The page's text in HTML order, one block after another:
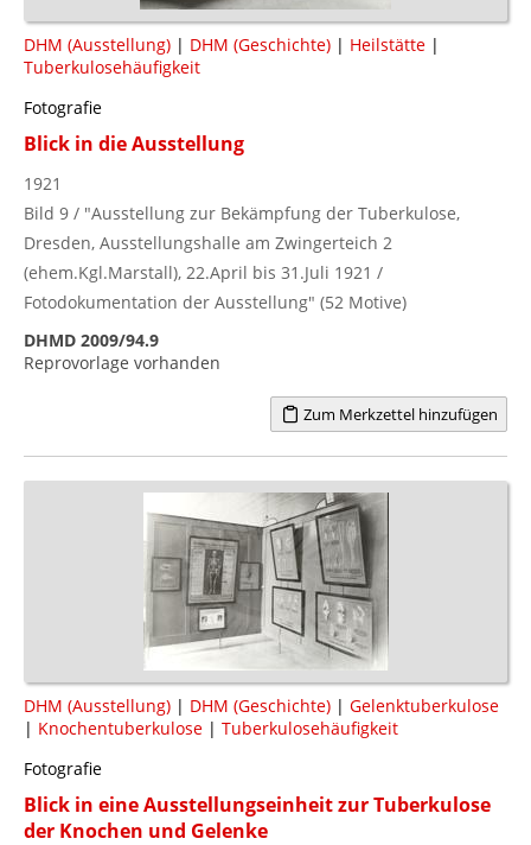
DHM (Ausstellung) | DHM (Geschichte) | Heilstätte |
Tuberkulosehäufigkeit
Fotografie
Blick in die Ausstellung
1921
Bild 9 / "Ausstellung zur Bekämpfung der Tuberkulose,
Dresden, Ausstellungshalle am Zwingerteich 2
(ehem.Kgl.Marstall), 22.April bis 31.Juli 1921 /
Fotodokumentation der Ausstellung" (52 Motive)
DHMD 2009/94.9
Reprovorlage vorhanden
Zum Merkzettel hinzufügen
DHM (Ausstellung) | DHM (Geschichte) | Gelenktuberkulose
| Knochentuberkulose | Tuberkulosehäufigkeit
Fotografie
Blick in eine Ausstellungseinheit zur Tuberkulose
der Knochen und Gelenke